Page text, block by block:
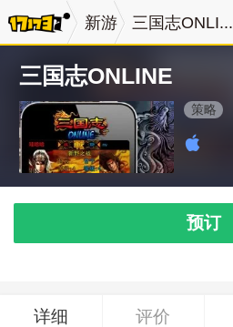
新游 三国志ONLI...
三国志ONLINE
策略
预订
详细 评价